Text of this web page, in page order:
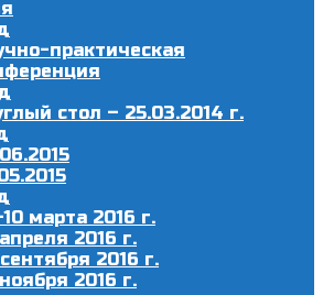
практическая
стол – 25.03.2014 г.
марта 2016 г.
2016 г.
2016 г.
2016 г.